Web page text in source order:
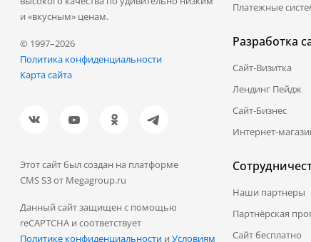
и «вкусным» ценам.
© 1997–2026
Политика конфиденциальности
Карта сайта
Этот сайт был создан на платформе
CMS S3 от Megagroup.ru
Данный сайт защищен с помощью
reCAPTCHA и соответствует
Политике конфиденциальности и Условиям
Платежные
Разработка
Сайт-Визитка
Лендинг Пейдж
Сайт-Бизнес
Интернет-
Наши партнеры
Партнёрская
Сайт бесплатно